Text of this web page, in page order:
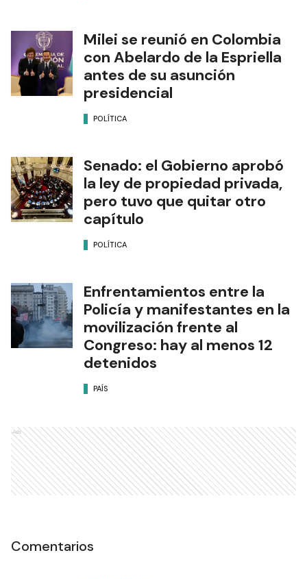
Milei se reunió en Colombia
con Abelardo de la Espriella
antes de su asunción
presidencial
POLÍTICA
Senado: el Gobierno aprobó
la ley de propiedad privada,
pero tuvo que quitar otro
capítulo
POLÍTICA
Enfrentamientos entre la
Policía y manifestantes en la
movilización frente al
Congreso: hay al menos 12
detenidos
PAÍS
Ads
Comentarios